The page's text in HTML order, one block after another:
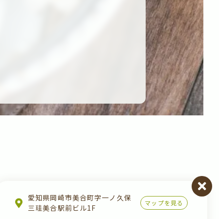
愛知県岡崎市美合町字一ノ久保
三珪美合駅前ビル1F
マップを見る